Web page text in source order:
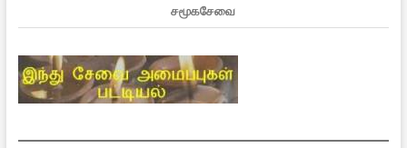
சமூகசேவை